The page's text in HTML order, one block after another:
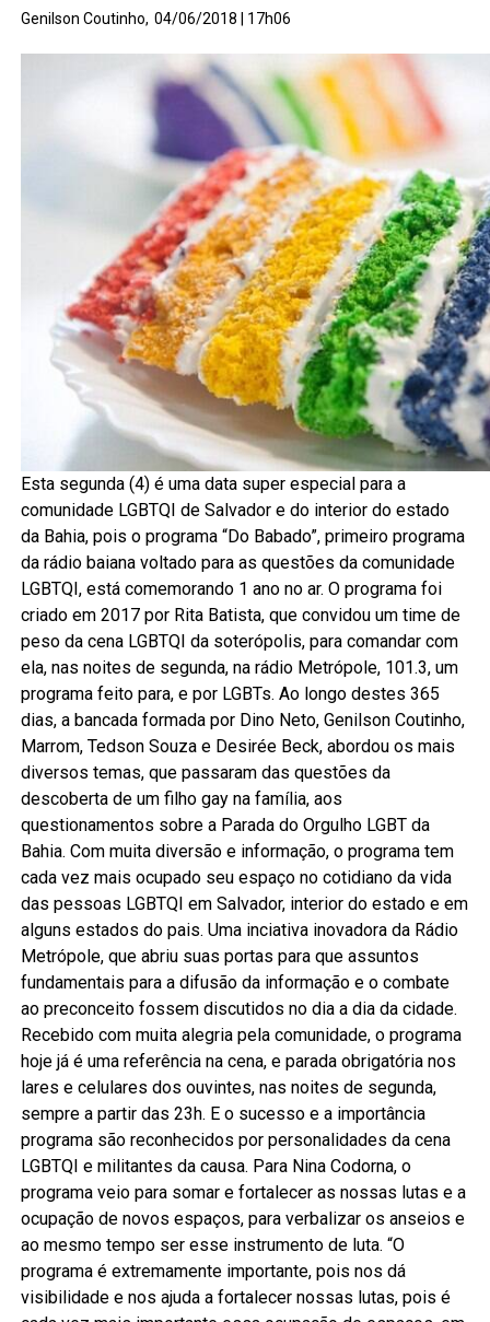
Genilson Coutinho, 04/06/2018 | 17h06
Esta segunda (4) é uma data super especial para a
comunidade LGBTQI de Salvador e do interior do estado
da Bahia, pois o programa “Do Babado”, primeiro programa
da rádio baiana voltado para as questões da comunidade
LGBTQI, está comemorando 1 ano no ar. O programa foi
criado em 2017 por Rita Batista, que convidou um time de
peso da cena LGBTQI da soterópolis, para comandar com
ela, nas noites de segunda, na rádio Metrópole, 101.3, um
programa feito para, e por LGBTs. Ao longo destes 365
dias, a bancada formada por Dino Neto, Genilson Coutinho,
Marrom, Tedson Souza e Desirée Beck, abordou os mais
diversos temas, que passaram das questões da
descoberta de um filho gay na família, aos
questionamentos sobre a Parada do Orgulho LGBT da
Bahia. Com muita diversão e informação, o programa tem
cada vez mais ocupado seu espaço no cotidiano da vida
das pessoas LGBTQI em Salvador, interior do estado e em
alguns estados do pais. Uma inciativa inovadora da Rádio
Metrópole, que abriu suas portas para que assuntos
fundamentais para a difusão da informação e o combate
ao preconceito fossem discutidos no dia a dia da cidade.
Recebido com muita alegria pela comunidade, o programa
hoje já é uma referência na cena, e parada obrigatória nos
lares e celulares dos ouvintes, nas noites de segunda,
sempre a partir das 23h. E o sucesso e a importância
programa são reconhecidos por personalidades da cena
LGBTQI e militantes da causa. Para Nina Codorna, o
programa veio para somar e fortalecer as nossas lutas e a
ocupação de novos espaços, para verbalizar os anseios e
ao mesmo tempo ser esse instrumento de luta. “O
programa é extremamente importante, pois nos dá
visibilidade e nos ajuda a fortalecer nossas lutas, pois é